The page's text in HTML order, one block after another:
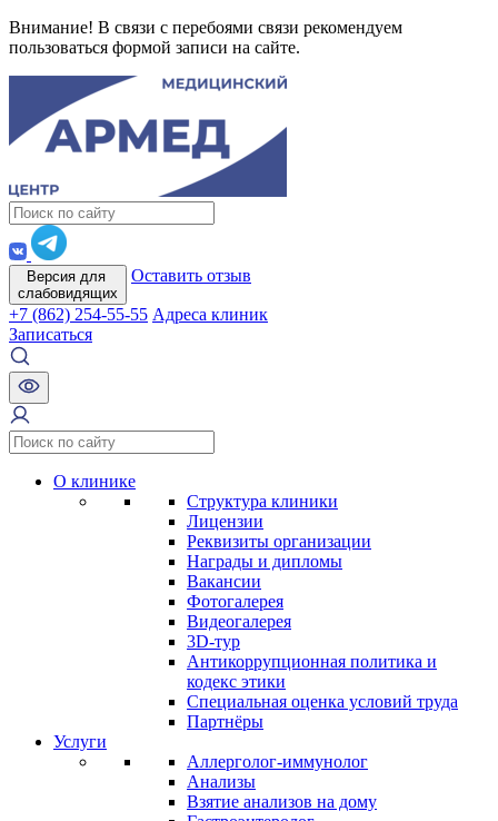
Внимание! В связи с перебоями связи рекомендуем
пользоваться формой записи на сайте.
Версия для
слабовидящих
Оставить отзыв
+7 (862) 254-55-55 Адреса клиник
Записаться
О клинике
Структура клиники
Лицензии
Реквизиты организации
Награды и дипломы
Вакансии
Фотогалерея
Видеогалерея
3D-тур
Антикоррупционная политика и
кодекс этики
Специальная оценка условий труда
Партнёры
Услуги
Аллерголог-иммунолог
Анализы
Взятие анализов на дому